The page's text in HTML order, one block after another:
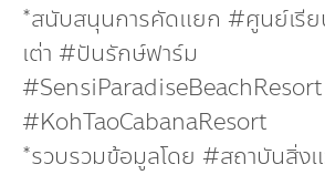
*สนับสนุนการคัดแยก #ศูนย์เรีย
เต่า #ปันรักษ์ฟาร์ม
#SensiParadiseBeachResort
#KohTaoCabanaResort
*รวบรวมข้อมูลโดย #สถาบันสิ่ง